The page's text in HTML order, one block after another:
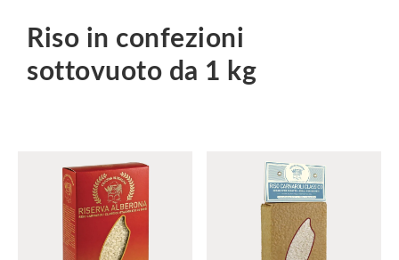
Riso in confezioni
sottovuoto da 1 kg